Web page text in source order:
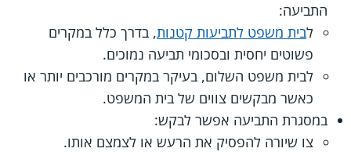
התביעה:
לבית משפט לתביעות קטנות, בדרך כלל במקרים
פשוטים יחסית ובסכומי תביעה נמוכים.
לבית משפט השלום, בעיקר במקרים מורכבים יותר או
כאשר מבקשים צווים של בית המשפט.
במסגרת התביעה אפשר לבקש:
צו שיורה להפסיק את הרעש או לצמצם אותו.